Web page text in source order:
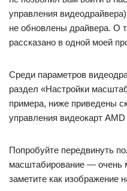
управления
не обновлены драйвера. О
рассказано в одной моей
Среди параметров
раздел «Настройки
примера, ниже приведены
управления видеокарт
Попробуйте передвинуть
масштабирование — очень
заметите как изображение